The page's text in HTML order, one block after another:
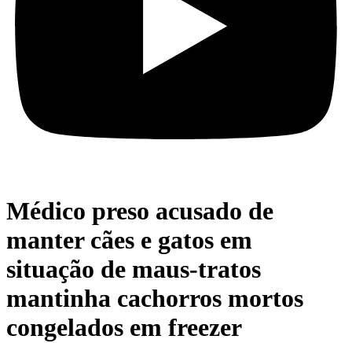
Médico preso acusado de
manter cães e gatos em
situação de maus-tratos
mantinha cachorros mortos
congelados em freezer